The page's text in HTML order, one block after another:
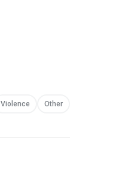
Violence Other